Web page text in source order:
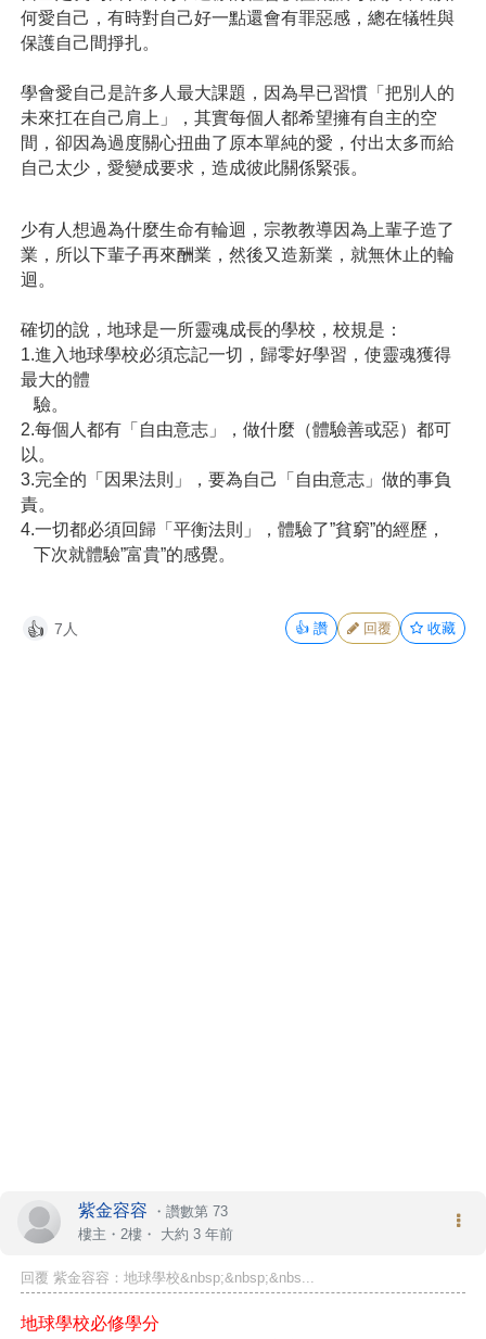
何愛自己，有時對自己好一點還會有罪惡感，總在犠牲與
保護自己間掙扎。
學會愛自己是許多人最大課題，因為早已習慣「把別人的
未來扛在自己肩上」，其實每個人都希望擁有自主的空
間，卻因為過度關心扭曲了原本單純的愛，付出太多而給
自己太少，愛變成要求，造成彼此關係緊張。
少有人想過為什麼生命有輪迴，宗教教導因為上輩子造了
業，所以下輩子再來酬業，然後又造新業，就無休止的輪
迴。
確切的說，地球是一所靈魂成長的學校，校規是：
1.進入地球學校必須忘記一切，歸零好學習，使靈魂獲得
最大的體
   驗。
2.每個人都有「自由意志」，做什麼（體驗善或惡）都可
以。
3.完全的「因果法則」，要為自己「自由意志」做的事負
責。
4.一切都必須回歸「平衡法則」，體驗了”貧窮”的經歷，
   下次就體驗”富貴”的感覺。
👍 7人 👍 讚 回覆 收藏
紫金容容 ・ 讚數第 73
樓主 ・2樓・ 大約 3 年前
回覆 紫金容容：地球學校&nbsp;&nbsp;&nbs...
地球學校必修學分